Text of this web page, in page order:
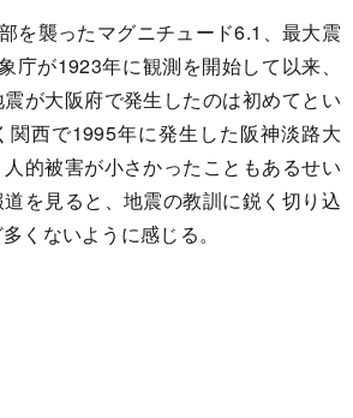
を襲ったマグニチュード6.1、最大震
庁が1923年に観測を開始して以来、
が大阪府で発生したのは初めてとい
関西で1995年に発生した阪神淡路大
的被害が小さかったこともあるせい
を見ると、地震の教訓に鋭く切り込
くないように感じる。